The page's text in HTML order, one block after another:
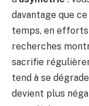
davantage que
temps, en efforts
recherches
sacrifie
tend à se
devient plus